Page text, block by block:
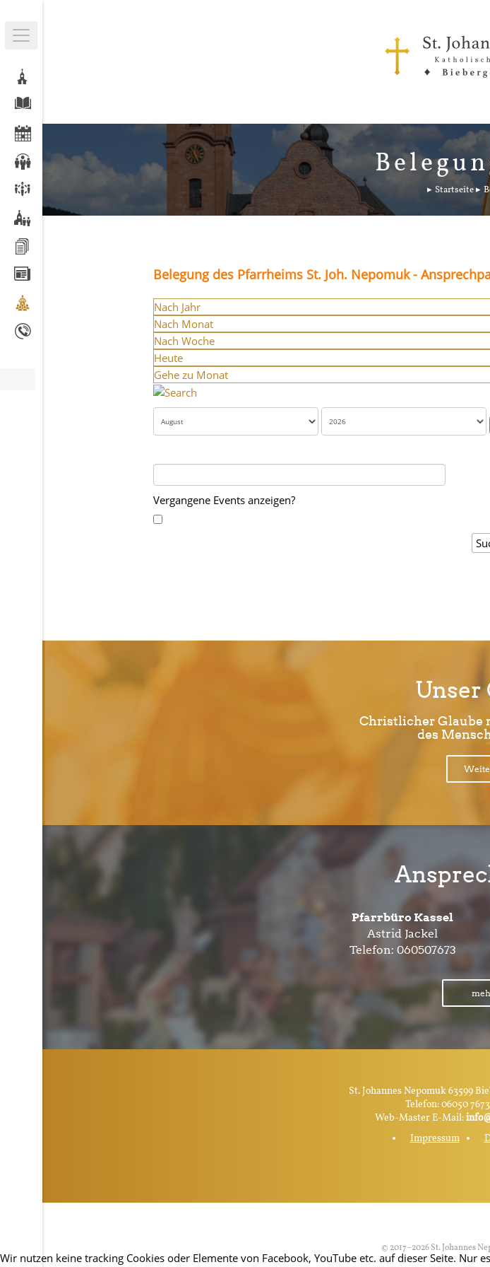
Startseite
Belegung des Pfarrheims St. Joh. Nepomuk -
Nach Jahr
Nach Monat
Nach Woche
Heute
Gehe zu Monat
Vergangene Events anzeigen?
Unser
Christlicher Glaube
des
Pfarrbüro Kassel
Astrid Jackel
Telefon: 060507673
St. Johannes Nepomuk 63599
Telefon: 06050
Web-Master E-Mail:
Impressum
© 2017–2026 St. Johannes
Wir nutzen keine tracking Cookies oder Elemente von Facebook, YouTube etc. auf dieser Seite.